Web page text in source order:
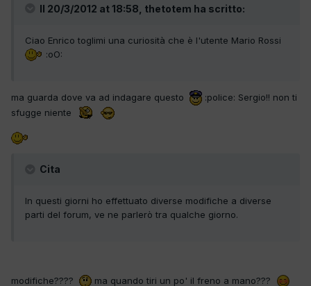
Il 20/3/2012 at 18:58, thetotem ha scritto:
Ciao Enrico toglimi una curiosità che è l'utente Mario Rossi
:oO:
ma guarda dove va ad indagare questo
:police: Sergio!! non ti
sfugge niente
Cita
In questi giorni ho effettuato diverse modifiche a diverse
parti del forum, ve ne parlerò tra qualche giorno.
modifiche???? ma quando tiri un po' il freno a mano???